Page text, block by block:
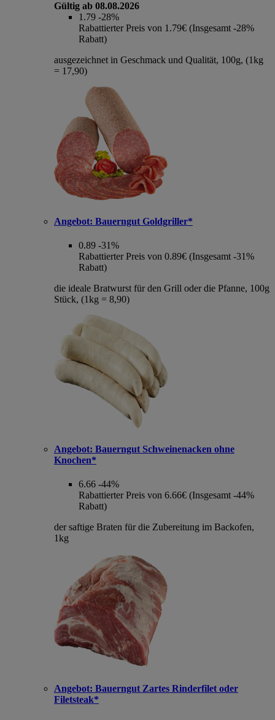
Gültig ab 08.08.2026
1.79 -28%
Rabattierter Preis von 1.79€ (Insgesamt -28%
Rabatt)
ausgezeichnet in Geschmack und Qualität, 100g, (1kg
= 17,90)
Angebot: Bauerngut Goldgriller*
0.89 -31%
Rabattierter Preis von 0.89€ (Insgesamt -31%
Rabatt)
die ideale Bratwurst für den Grill oder die Pfanne, 100g
Stück, (1kg = 8,90)
Angebot: Bauerngut Schweinenacken ohne
Knochen*
6.66 -44%
Rabattierter Preis von 6.66€ (Insgesamt -44%
Rabatt)
der saftige Braten für die Zubereitung im Backofen,
1kg
Angebot: Bauerngut Zartes Rinderfilet oder
Filetsteak*